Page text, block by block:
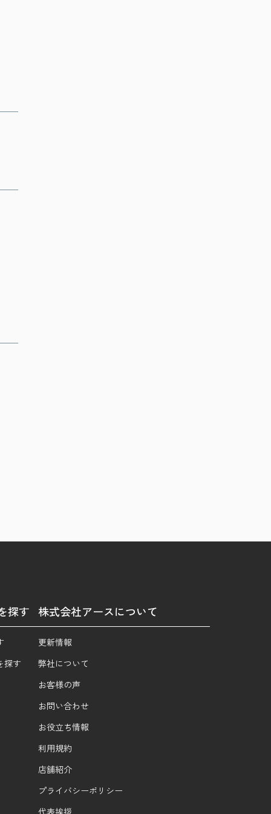
探す
探す
株式会社アースについて
更新情報
弊社について
お客様の声
お問い合わせ
お役立ち情報
利用規約
店舗紹介
プライバシーポリシー
代表挨拶